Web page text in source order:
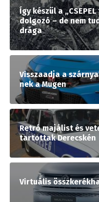
Így készül a
dolgozó – de nem
drága
Visszaadja a
nek a Mugen
Retró majálist és
tartottak Derecskén
Virtuális